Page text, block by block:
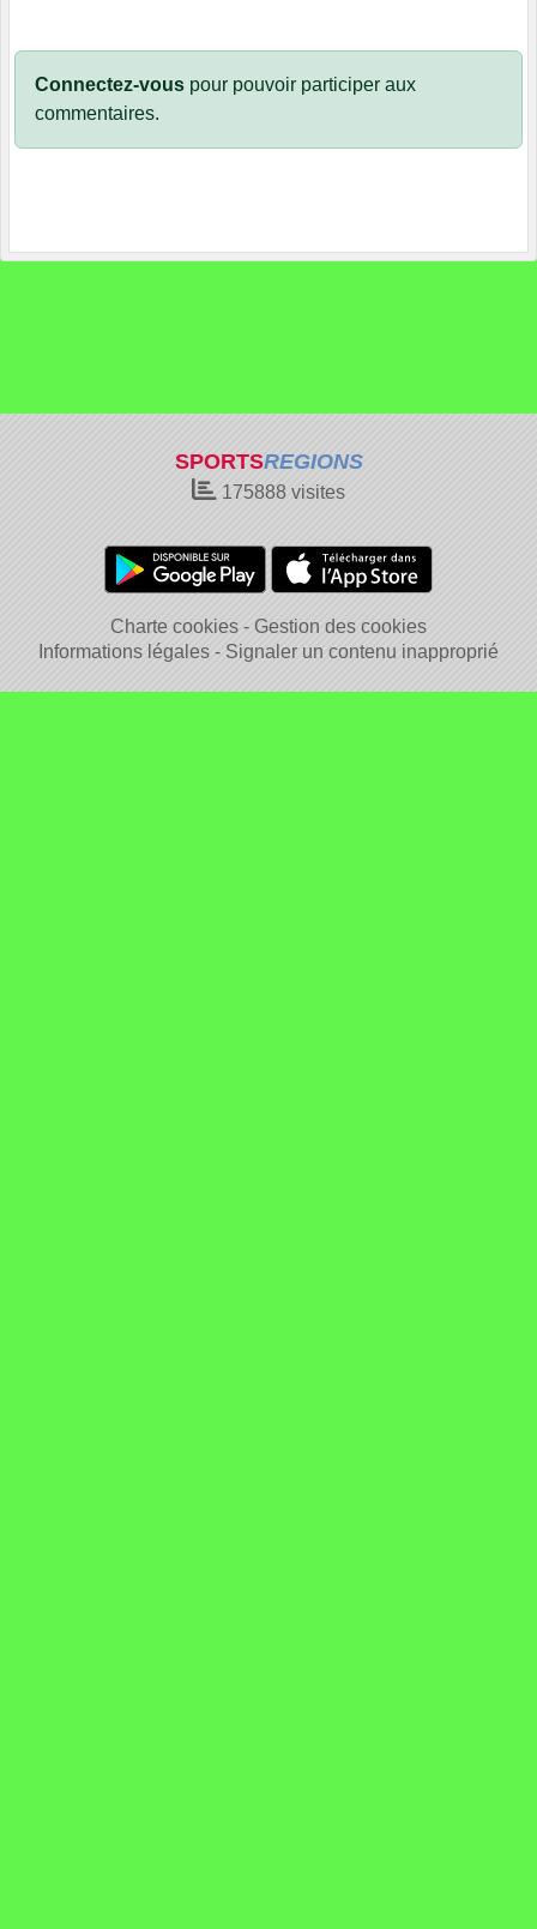
Connectez-vous pour pouvoir participer aux
commentaires.
SPORTSREGIONS
175888 visites
Charte cookies
Gestion des cookies
Informations légales
Signaler un contenu inapproprié